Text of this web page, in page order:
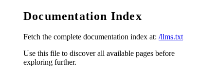
Documentation Index
Fetch the complete documentation index at: /llms.txt
Use this file to discover all available pages before
exploring further.